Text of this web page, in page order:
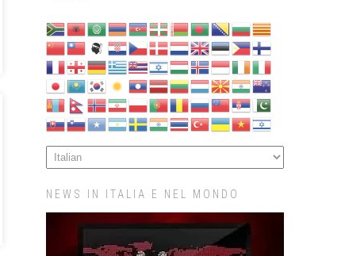
NEWS IN ITALIA E NEL MONDO